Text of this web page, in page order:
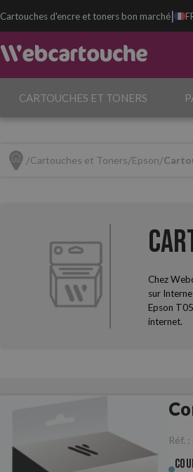
Cartouches d'encre et toners bon marché|
CARTOUCHES ET TONERS
Cartouches et Toners Epson
Chez
sur
Epson
internet.
Réf. :